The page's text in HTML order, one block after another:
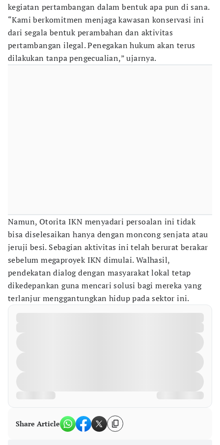
kegiatan pertambangan dalam bentuk apa pun di sana.
“Kami berkomitmen menjaga kawasan konservasi ini
dari segala bentuk perambahan dan aktivitas
pertambangan ilegal. Penegakan hukum akan terus
dilakukan tanpa pengecualian,” ujarnya.
Namun, Otorita IKN menyadari persoalan ini tidak
bisa diselesaikan hanya dengan moncong senjata atau
jeruji besi. Sebagian aktivitas ini telah berurat berakar
sebelum megaproyek IKN dimulai. Walhasil,
pendekatan dialog dengan masyarakat lokal tetap
dikedepankan guna mencari solusi bagi mereka yang
terlanjur menggantungkan hidup pada sektor ini.
Share Article